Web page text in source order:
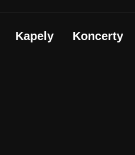
Kapely Koncerty